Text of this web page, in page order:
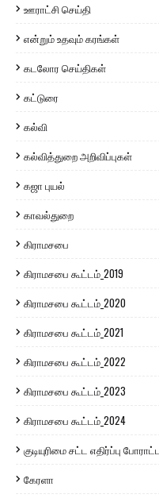
ஊராட்சி செய்தி
என்றும் உதவும் கரங்கள்
கடலோர செய்திகள்
கட்டுரை
கல்வி
கல்வித்துறை அறிவிப்புகள்
கஜா புயல்
காவல்துறை
கிராமசபை
கிராமசபை கூட்டம்_2019
கிராமசபை கூட்டம்_2020
கிராமசபை கூட்டம்_2021
கிராமசபை கூட்டம்_2022
கிராமசபை கூட்டம்_2023
கிராமசபை கூட்டம்_2024
குடியுரிமை சட்ட எதிர்ப்பு
கேரளா